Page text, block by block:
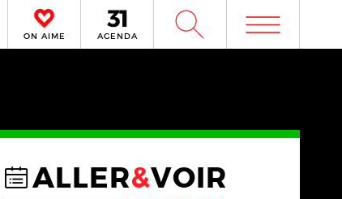
ON AIME AGENDA W m
@ALLER&VOIR